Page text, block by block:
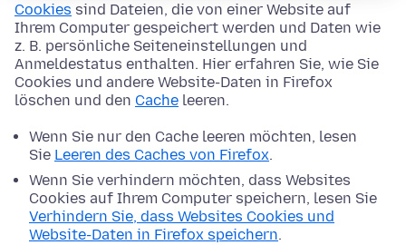
Cookies sind Dateien, die von einer Website auf
Ihrem Computer gespeichert werden und Daten wie
z. B. persönliche Seiteneinstellungen und
Anmeldestatus enthalten. Hier erfahren Sie, wie Sie
Cookies und andere Website-Daten in Firefox
löschen und den Cache leeren.
Wenn Sie nur den Cache leeren möchten, lesen
Sie Leeren des Caches von Firefox.
Wenn Sie verhindern möchten, dass Websites
Cookies auf Ihrem Computer speichern, lesen Sie
Verhindern Sie, dass Websites Cookies und
Website-Daten in Firefox speichern.